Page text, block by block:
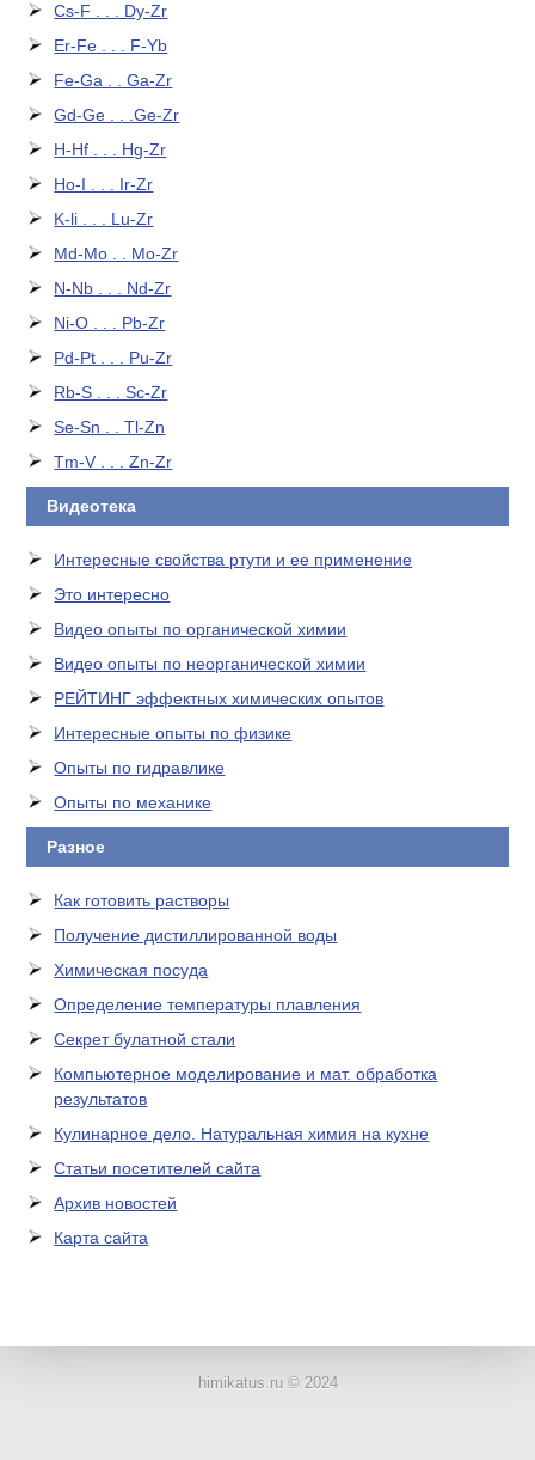
Cs-F . . . Dy-Zr
Er-Fe . . . F-Yb
Fe-Ga . . Ga-Zr
Gd-Ge . . .Ge-Zr
H-Hf . . . Hg-Zr
Ho-I . . . Ir-Zr
K-li . . . Lu-Zr
Md-Mo . . Mo-Zr
N-Nb . . . Nd-Zr
Ni-O . . . Pb-Zr
Pd-Pt . . . Pu-Zr
Rb-S . . . Sc-Zr
Se-Sn . . Tl-Zn
Tm-V . . . Zn-Zr
Видеотека
Интересные свойства ртути и ее применение
Это интересно
Видео опыты по органической химии
Видео опыты по неорганической химии
РЕЙТИНГ эффектных химических опытов
Интересные опыты по физике
Опыты по гидравлике
Опыты по механике
Разное
Как готовить растворы
Получение дистиллированной воды
Химическая посуда
Определение температуры плавления
Секрет булатной стали
Компьютерное моделирование и мат. обработка
результатов
Кулинарное дело. Натуральная химия на кухне
Статьи посетителей сайта
Архив новостей
Карта сайта
himikatus.ru © 2024